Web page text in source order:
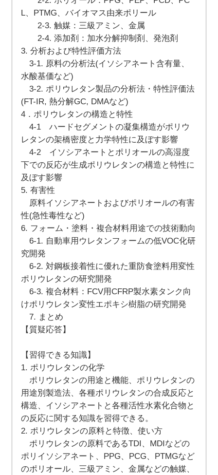
L、PTMG、バイオマス由来ポリール
2-3. 触媒：三級アミン、金属
2-4. 添加剤：加水分解抑制剤、発泡剤
3. 分析および特性評価方法
3-1. 原料の分析法(イソシアネート含有量、
水酸基価など)
3-2. ポリウレタン製品の分析法・特性評価法
(FT-IR, 熱分解GC, DMAなど)
4．ポリウレタンの構造と特性
4-1 ハードセグメントの凝集構造がポリウ
レタンの架橋密度と力学特性に及ぼす影響
4-2 イソシアネートとポリオールの高湿度
下での反応が生成ポリウレタンの構造と特性に
及ぼす影響
5. 有害性
原料イソシアネートおよびポリオールの有害
性(急性毒性など)
6. フォーム・塗料・複合材料用途での技術動向
6-1. 自動車用ウレタンフォームの低VOC化研
究開発
6-2. 対鋼板接着性に優れた重防食塗料用変性
ポリウレタンの研究開発
6-3. 複合材料：FCV用CFRP製水素タンク向
けポリウレタン変性エポキシ樹脂の研究開発
7. まとめ
【質疑応答】
【習得できる知識】
1. ポリウレタンの化学
ポリウレタンの用途と機能、ポリウレタンの
用途別製造法、各種ポリウレタンの合成反応と
構造、イソシアネートと各種活性水素化合物と
の反応に関する知識を習得できる。
2. ポリウレタンの原料と特徴、使い方
ポリウレタンの原料であるTDI、MDIなどの
ポリイソシアネート、PPG、PCG、PTMGなど
のポリオール、三級アミン、金属などの触媒、